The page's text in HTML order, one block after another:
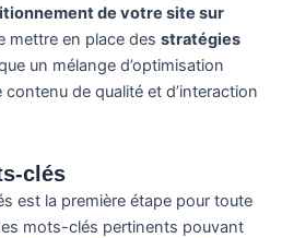
de votre site sur
mettre en place des stratégies
un mélange d’optimisation
de qualité et d’interaction
clés
est la première étape pour toute
mots-clés pertinents pouvant